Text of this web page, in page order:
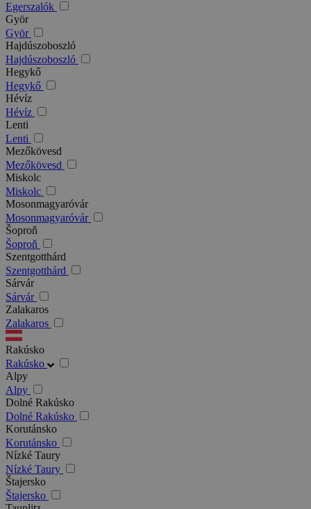
Egerszalók
Györ
Györ
Hajdúszoboszló
Hajdúszoboszló
Hegykő
Hegykő
Hévíz
Hévíz
Lenti
Lenti
Mezőkövesd
Mezőkövesd
Miskolc
Miskolc
Mosonmagyaróvár
Mosonmagyaróvár
Šoproň
Šoproň
Szentgotthárd
Szentgotthárd
Sárvár
Sárvár
Zalakaros
Zalakaros
Rakúsko
Rakúsko
Alpy
Alpy
Dolné Rakúsko
Dolné Rakúsko
Korutánsko
Korutánsko
Nízké Taury
Nízké Taury
Štajersko
Štajersko